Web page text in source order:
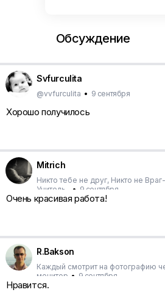
Обсуждение
Svfurculita
@vvfurculita • 9 сентября
Хорошо получилось
Mitrich
Никто тебе не друг, Никто не
Учитель..
• 9 сентября
Очень красивая работа!
R.Bakson
Каждый смотрит на фотографию
монитор • 9 сентября
Нравится.